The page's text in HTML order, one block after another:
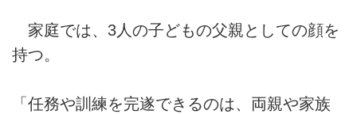
家庭では、3人の子どもの父親としての顔を
持つ。
「任務や訓練を完遂できるのは、両親や家族